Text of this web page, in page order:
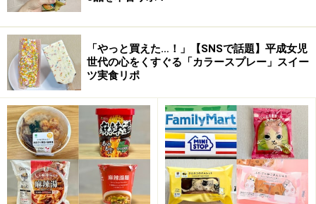
「やっと買えた…！」【SNSで話題】平成女児
世代の心をくすぐる「カラースプレー」スイー
ツ実食リポ